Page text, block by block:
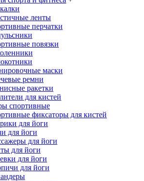
ленты
перчатки
повязки
маски
ремни
ракетки
для кистей
спортивные
фиксаторы для кистей
для йоги
для йоги
для йоги
для йоги
для йоги
для йоги